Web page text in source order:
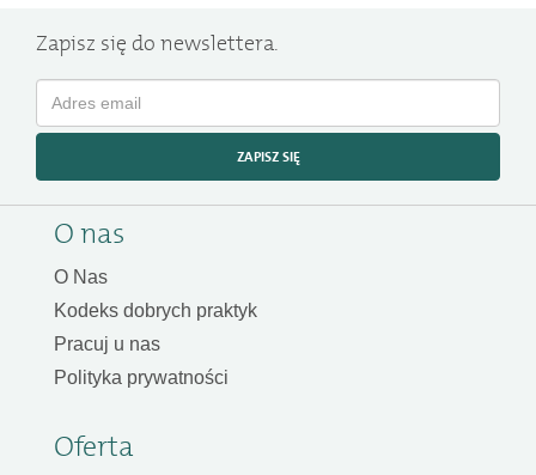
Zapisz się do newslettera.
ZAPISZ SIĘ
O nas
O Nas
Kodeks dobrych praktyk
Pracuj u nas
Polityka prywatności
Oferta